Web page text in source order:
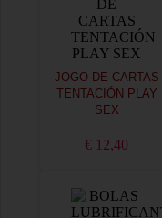
JOGO DE CARTAS
TENTACIÓN PLAY
SEX
€ 12,40